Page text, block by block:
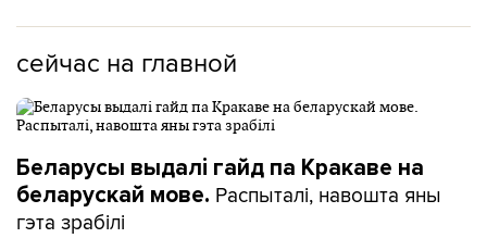
сейчас на главной
Беларусы выдалі гайд па Кракаве на
беларускай мове. Распыталі, навошта яны
гэта зрабілі